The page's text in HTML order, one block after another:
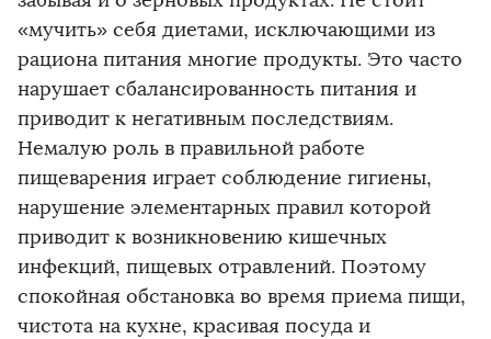
«мучить» себя диетами, исключающими из
рациона питания многие продукты. Это часто
нарушает сбалансированность питания и
приводит к негативным последствиям.
Немалую роль в правильной работе
пищеварения играет соблюдение гигиены,
нарушение элементарных правил которой
приводит к возникновению кишечных
инфекций, пищевых отравлений. Поэтому
спокойная обстановка во время приема пищи,
чистота на кухне, красивая посуда и